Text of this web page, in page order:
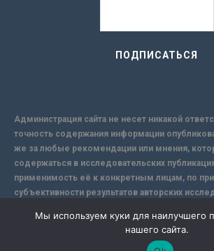
Администрация сайта не несет никакой
точность содержания информации
же за любые рекомендации или мнения,
содержаться в исследовательских
применимость её к конкретным лицам, по
субъективности результатов авторских
надежной защиты информации, Сайт не несет
информацию, присылаемую через интернет.
Мы используем куки для наилучшего
нашего сайта.